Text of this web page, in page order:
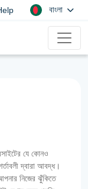
বাংলা
যে কোনও
দ্বারা আবদ্ধ।
নিজের ঝুঁকিতে